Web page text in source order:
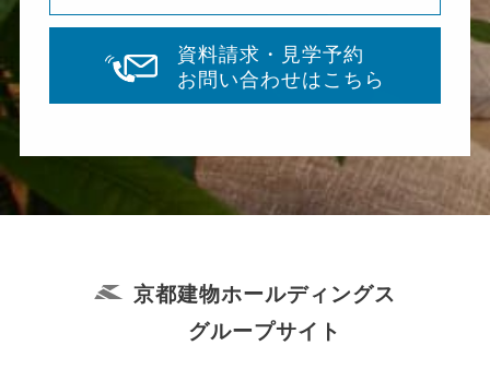
資料請求・見学予約
お問い合わせはこちら
京都建物ホールディングス
グループサイト